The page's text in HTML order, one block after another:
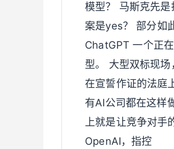
模型？ 马斯克先
案是yes？ 部分如
ChatGPT 一个正
型。 大型双标现
在宣誓作证的法庭
有AI公司都在这样
上就是让竞争对手
OpenAI，指控